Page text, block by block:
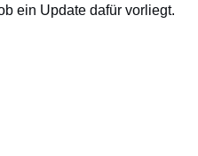
ein Update dafür vorliegt.